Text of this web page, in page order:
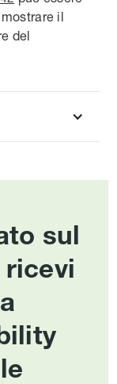
il
del
sul
ricevi